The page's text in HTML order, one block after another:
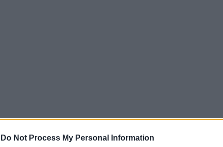
Do Not Process My Personal Information
επί σειρά ετών, παρέχοντας «διευκολύνσεις» σε
κατασκευών, προτεραιοποίησης φακέλων και μείωσης ή